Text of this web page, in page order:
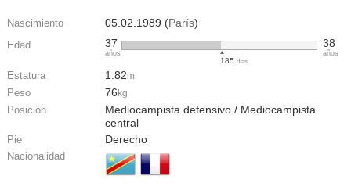
Nascimiento 05.02.1989 (París)
Edad 37
años
185días
38
años
Estatura 1.82m
Peso 76 kg
Posición
Mediocampista defensivo / Mediocampista
central
Pie Derecho
Nacionalidad